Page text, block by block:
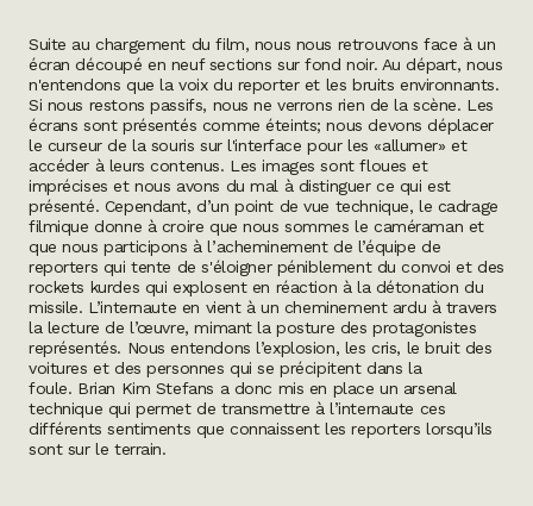
Suite au chargement du film, nous nous retrouvons face à un
écran découpé en neuf sections sur fond noir. Au départ, nous
n'entendons que la voix du reporter et les bruits environnants.
Si nous restons passifs, nous ne verrons rien de la scène. Les
écrans sont présentés comme éteints; nous devons déplacer
le curseur de la souris sur l'interface pour les «allumer» et
accéder à leurs contenus. Les images sont floues et
imprécises et nous avons du mal à distinguer ce qui est
présenté. Cependant, d’un point de vue technique, le cadrage
filmique donne à croire que nous sommes le caméraman et
que nous participons à l’acheminement de l’équipe de
reporters qui tente de s'éloigner péniblement du convoi et des
rockets kurdes qui explosent en réaction à la détonation du
missile. L’internaute en vient à un cheminement ardu à travers
la lecture de l’œuvre, mimant la posture des protagonistes
représentés. Nous entendons l’explosion, les cris, le bruit des
voitures et des personnes qui se précipitent dans la
foule. Brian Kim Stefans a donc mis en place un arsenal
technique qui permet de transmettre à l’internaute ces
différents sentiments que connaissent les reporters lorsqu’ils
sont sur le terrain.